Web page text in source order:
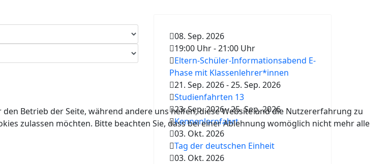
08. Sep. 2026
19:00 Uhr-21:00 Uhr
Eltern-Schüler-Informationsabend E-
Phase mit Klassenlehrer*innen
21. Sep. 2026-25. Sep. 2026
Studienfahrten 13
23. Sep. 2026-25. Sep. 2026
Kennenlernfahrt
03. Okt. 2026
Tag der deutschen Einheit
03. Okt. 2026
Betrieb der Seite, während andere uns helfen, diese Website und die Nutzererfahrung zu
zulassen möchten. Bitte beachten Sie, dass bei einer Ablehnung womöglich nicht mehr alle